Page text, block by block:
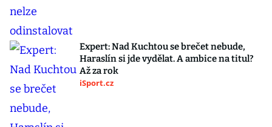
Expert: Nad Kuchtou se brečet nebude,
Haraslín si jde vydělat. A ambice na titul?
Až za rok
iSport.cz